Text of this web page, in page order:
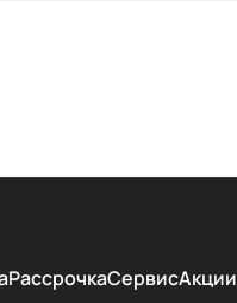
РассрочкаСервисАкции